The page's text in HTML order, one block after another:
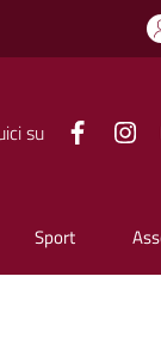
su Facebook
Sport